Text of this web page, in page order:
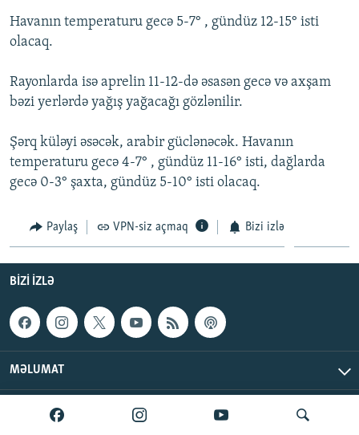
İNFOQRAFIKA
RADIO ARXIV
AZƏRBAYCAN ƏDƏBIYYATI KITABXANASI
İZ - MƏDƏNIYYƏT PROQRAMI
MISSIYAMIZ
MATERIALLARIMIZDAN ISTIFADƏ
AZADLIQRADIOSU MOBIL TELEFONUNUZDA
XƏBƏR BÜLLETENLƏRIMIZ
BIZI IZLƏ
RFE/RL-in bütün saytları
Havanın temperaturu gecə 5-7° , gündüz 12-15° isti
olacaq.
Rayonlarda isə aprelin 11-12-də əsasən gecə və axşam
bəzi yerlərdə yağış yağacağı gözlənilir.
Şərq küləyi əsəcək, arabir güclənəcək. Havanın
temperaturu gecə 4-7° , gündüz 11-16° isti, dağlarda
gecə 0-3° şaxta, gündüz 5-10° isti olacaq.
Paylaş VPN-siz açmaq Bizi izlə
BIZI IZLƏ
MƏLUMAT
AzadlıqRadiosu © 2026 Inc. | Bütün hüquqlar qorunur